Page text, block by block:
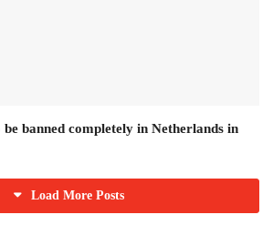
banned completely in Netherlands in
Load More Posts